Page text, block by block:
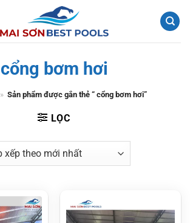
cổng bơm hơi
» Sản phẩm được gắn thẻ “ cổng bơm hơi”
LỌC